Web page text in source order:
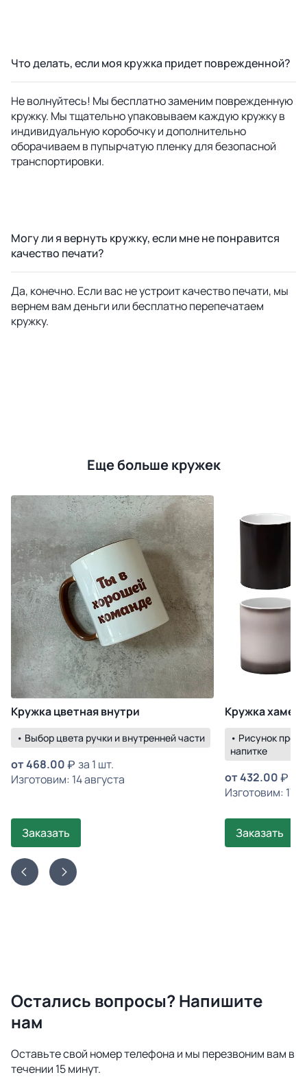
Что делать, если моя кружка придет поврежденной?
Не волнуйтесь! Мы бесплатно заменим поврежденную
кружку. Мы тщательно упаковываем каждую кружку в
индивидуальную коробочку и дополнительно
оборачиваем в пупырчатую пленку для безопасной
транспортировки.
Могу ли я вернуть кружку, если мне не понравится
качество печати?
Да, конечно. Если вас не устроит качество печати, мы
вернем вам деньги или бесплатно перепечатаем
кружку.
Еще больше кружек
Кружка цветная внутри
• Выбор цвета ручки и внутренней части
от468.00
за 1 шт.
Изготовим: 14 августа
Заказать
Кружка
• Рисунок
напитке
от432.00
Изготовим: 17
Заказать
Остались вопросы? Напишите
нам
Оставьте свой номер телефона и мы перезвоним вам в
течении 15 минут.